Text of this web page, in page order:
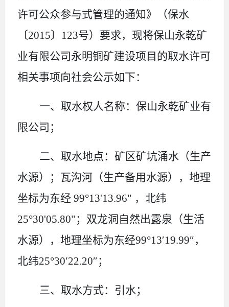
许可公众参与式管理的通知》（保水
〔2015〕123号）要求，现将保山永乾矿
业有限公司永明铜矿建设项目的取水许可
相关事项向社会公示如下：
一、取水权人名称：保山永乾矿业有
限公司；
二、取水地点：矿区矿坑涌水（生产
水源）；瓦沟河（生产备用水源），地理
坐标为东经 99°13'13.96" ，北纬
25°30'05.80"；双龙洞自然出露泉（生活
水源），地理坐标为东经99°13′19.99″，
北纬25°30′22.20″；
三、取水方式：引水；